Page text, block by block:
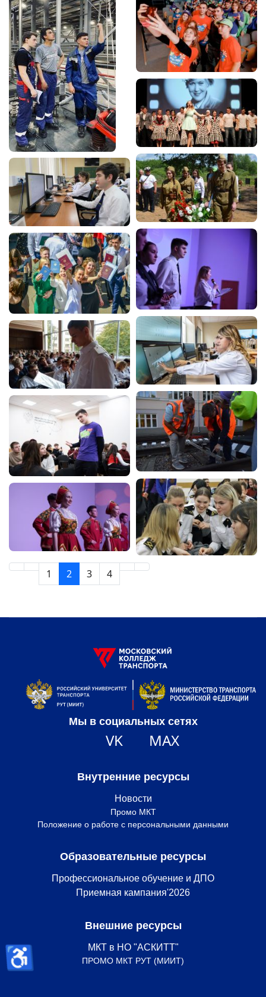
1 2 3 4
Мы в социальных сетях
VK MAX
Внутренние ресурсы
Новости
Промо МКТ
Положение о работе с персональными данными
Образовательные ресурсы
Профессиональное обучение и ДПО
Приемная кампания'2026
Внешние ресурсы
МКТ в НО "АСКИТТ"
ПРОМО МКТ РУТ (МИИТ)